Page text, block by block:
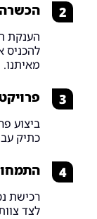
2 הכשרה
הענקת
להכניס
מאיתנו.
3
ביצוע
כתיק
4
רכישת
לצד